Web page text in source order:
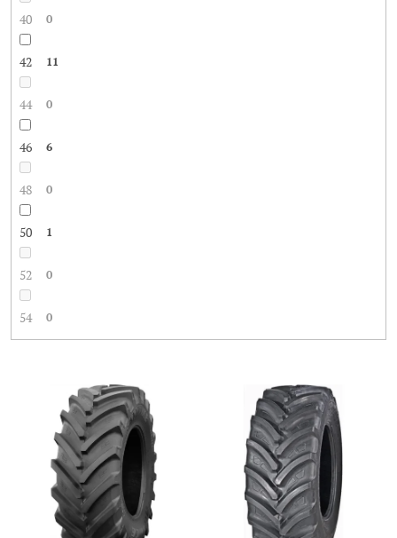
40 0
42 11
44 0
46 6
48 0
50 1
52 0
54 0